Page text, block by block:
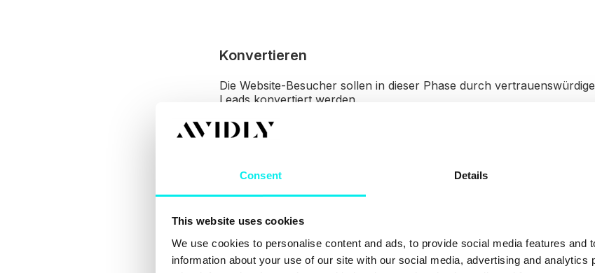
Consent Details
This website uses cookies
We use cookies to personalise content and ads, to provide social media features and
information about your use of our site with our social media, advertising and analytics
Konvertieren
Die Website-Besucher sollen in dieser Phase durch
Leads konvertiert werden.
Abschließen
In dieser Phase trifft der zuvor qualifizierte Lead bestenfalls eine
zu-1-Kommunikation mit dem potenziellen neuen Kunden.